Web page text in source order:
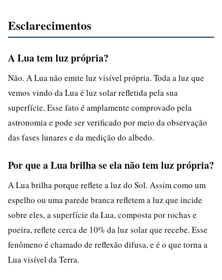
Esclarecimentos
A Lua tem luz própria?
Não. A Lua não emite luz visível própria. Toda a luz que
vemos vindo da Lua é luz solar refletida pela sua
superfície. Esse fato é amplamente comprovado pela
astronomia e pode ser verificado por meio da observação
das fases lunares e da medição do albedo.
Por que a Lua brilha se ela não tem luz própria?
A Lua brilha porque reflete a luz do Sol. Assim como um
espelho ou uma parede branca refletem a luz que incide
sobre eles, a superfície da Lua, composta por rochas e
poeira, reflete cerca de 10% da luz solar que recebe. Esse
fenômeno é chamado de reflexão difusa, e é o que torna a
Lua visível da Terra.